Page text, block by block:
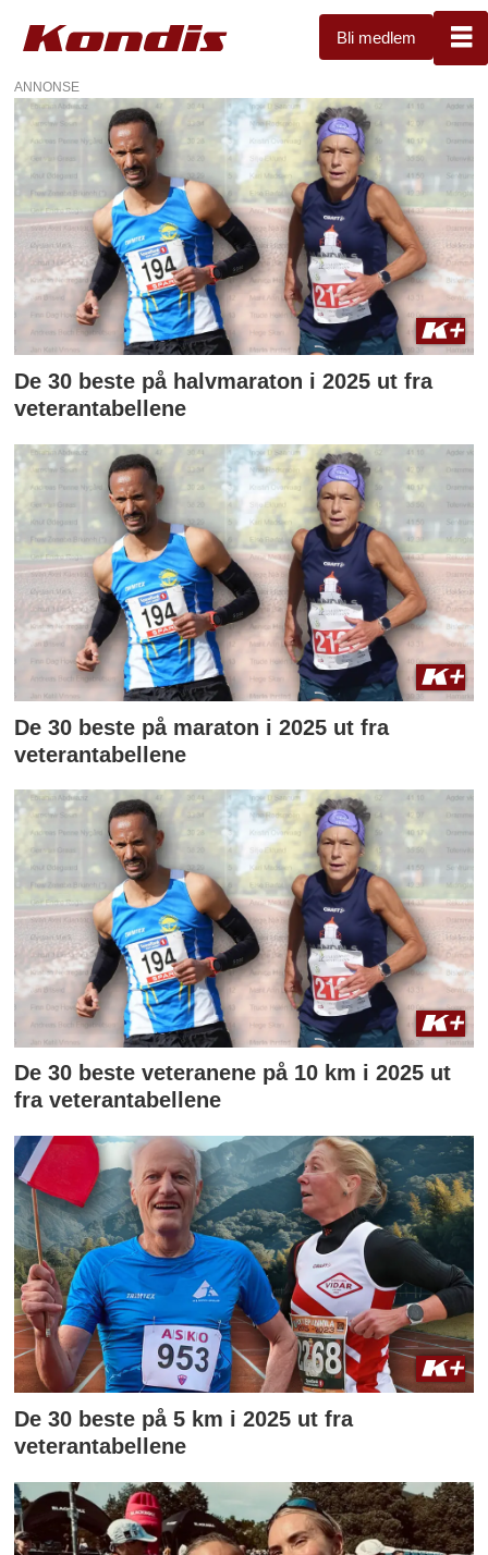
Bli medlem
Tag:
statistikk
ANNONSE
De 30 beste på halvmaraton i 2025 ut fra
veterantabellene
De 30 beste på maraton i 2025 ut fra
veterantabellene
De 30 beste veteranene på 10 km i 2025 ut
fra veterantabellene
De 30 beste på 5 km i 2025 ut fra
veterantabellene